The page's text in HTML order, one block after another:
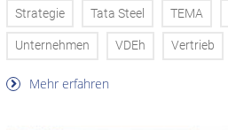
Strategie Tata Steel TEMA
Unternehmen VDEh Vertrieb
Mehr erfahren